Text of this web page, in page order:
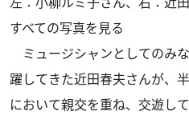
すべての写真を見る
ミュージシャンとしてのみ
躍してきた近田春夫さんが、
において親交を重ね、交遊し